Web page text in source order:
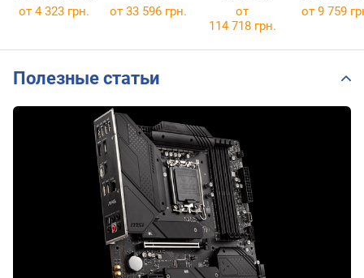
ELITE
MASTER 16
BXH
WIFI7 ICE
от 4 323 грн. от 33 596 грн.
от
114 718 грн.
от 9 759
Полезные статьи